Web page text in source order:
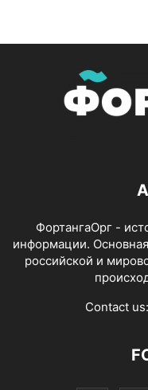
ФортангаОрг -
информации.
российской и
Contact us: